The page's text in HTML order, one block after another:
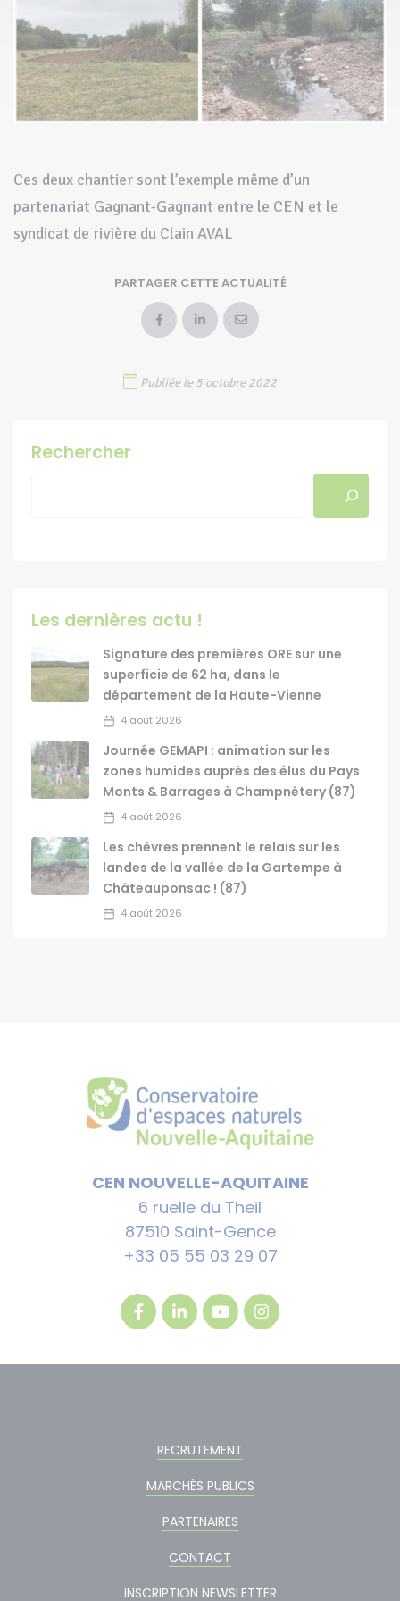
Ces deux chantier sont l’exemple même d’un
partenariat Gagnant-Gagnant entre le CEN et le
syndicat de rivière du Clain AVAL
PARTAGER CETTE ACTUALITÉ
Publiée le 5 octobre 2022
Rechercher
Les dernières actu !
Signature des premières ORE sur une
superficie de 62 ha, dans le
département de la Haute-Vienne
4 août 2026
Journée GEMAPI : animation sur les
zones humides auprès des élus du Pays
Monts & Barrages à Champnétery (87)
4 août 2026
Les chèvres prennent le relais sur les
landes de la vallée de la Gartempe à
Châteauponsac ! (87)
4 août 2026
CEN NOUVELLE-AQUITAINE
6 ruelle du Theil
87510 Saint-Gence
+33 05 55 03 29 07
RECRUTEMENT
MARCHÉS PUBLICS
PARTENAIRES
CONTACT
INSCRIPTION NEWSLETTER